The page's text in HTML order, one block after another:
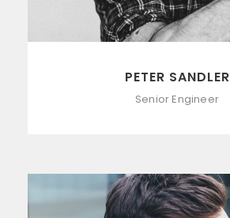
PETER SANDLER
Senior Engineer